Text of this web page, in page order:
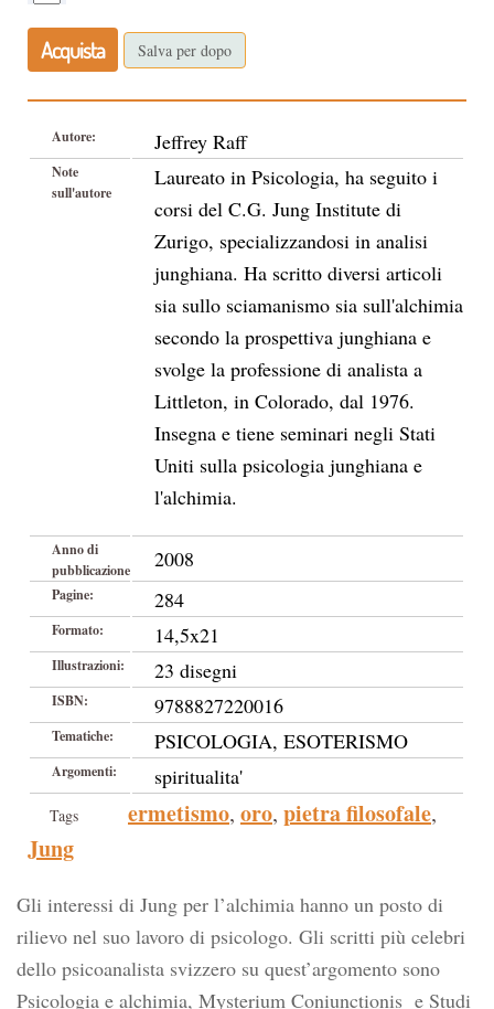
Acquista Salva per dopo
Autore: Jeffrey Raff
Note
sull'autore
Laureato in Psicologia, ha seguito i
corsi del C.G. Jung Institute di
Zurigo, specializzandosi in analisi
junghiana. Ha scritto diversi articoli
sia sullo sciamanismo sia sull'alchimia
secondo la prospettiva junghiana e
svolge la professione di analista a
Littleton, in Colorado, dal 1976.
Insegna e tiene seminari negli Stati
Uniti sulla psicologia junghiana e
l'alchimia.
Anno di
pubblicazione
2008
Pagine: 284
Formato: 14,5x21
Illustrazioni: 23 disegni
ISBN: 9788827220016
Tematiche: PSICOLOGIA, ESOTERISMO
Argomenti: spiritualita'
Tags ermetismo, oro, pietra filosofale,
Jung
Gli interessi di Jung per l’alchimia hanno un posto di
rilievo nel suo lavoro di psicologo. Gli scritti più celebri
dello psicoanalista svizzero su quest’argomento sono
Psicologia e alchimia, Mysterium Coniunctionis e Studi